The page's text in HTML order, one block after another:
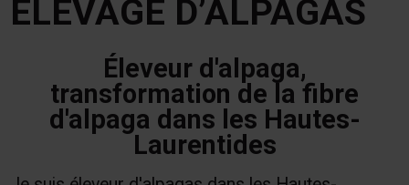
ÉLEVAGE D’ALPAGAS
Éleveur d'alpaga,
transformation de la fibre
d'alpaga dans les Hautes-
Laurentides